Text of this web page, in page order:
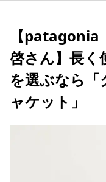
【patagonia
啓さん】長く
を選ぶなら
ャケット」